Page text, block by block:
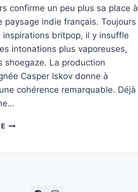
confirme un peu plus sa place à
paysage indie français. Toujours
inspirations britpop, il y insuffle
intonations plus vaporeuses,
shoegaze. La production
Casper Iskov donne à
cohérence remarquable. Déjà
MY